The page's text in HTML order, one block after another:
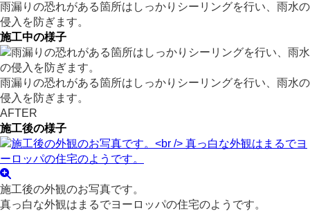
雨漏りの恐れがある箇所はしっかりシーリングを行い、雨水の
侵入を防ぎます。
施工中の様子
雨漏りの恐れがある箇所はしっかりシーリングを行い、雨水の
侵入を防ぎます。
AFTER
施工後の様子
施工後の外観のお写真です。
真っ白な外観はまるでヨーロッパの住宅のようです。